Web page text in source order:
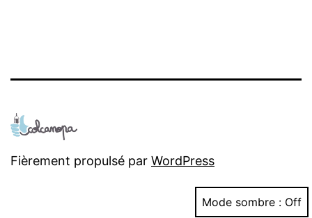
Fièrement propulsé par WordPress
Mode sombre :